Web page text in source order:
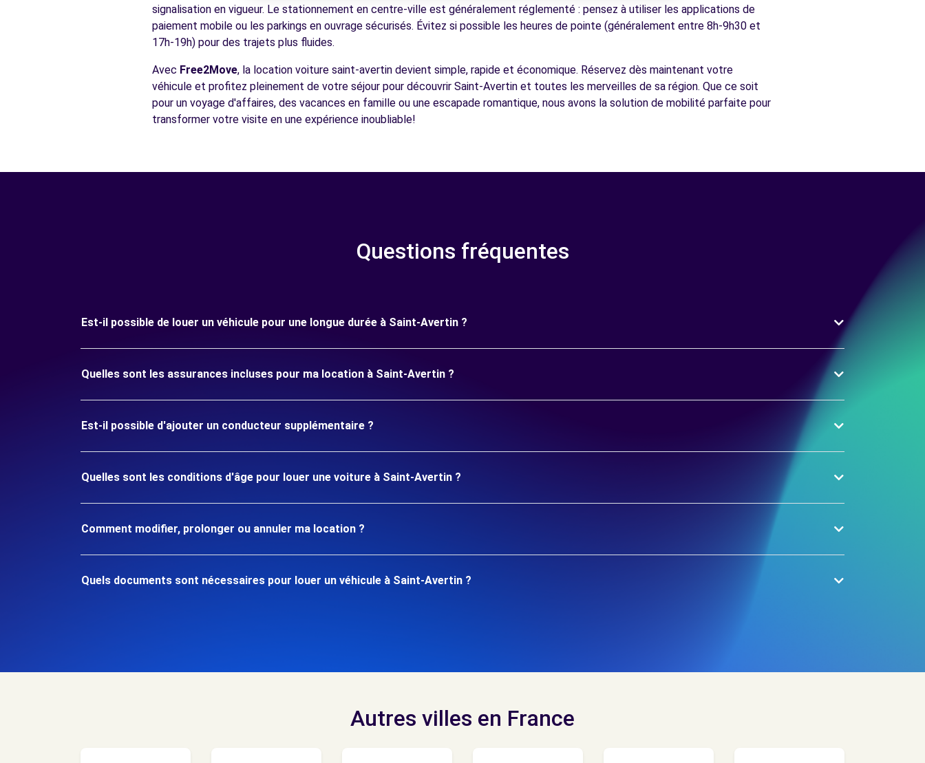
Voir toutes les agences
signalisation en vigueur. Le stationnement en centre-ville est généralement réglementé : pensez à utiliser les applications de
paiement mobile ou les parkings en ouvrage sécurisés. Évitez si possible les heures de pointe (généralement entre 8h-9h30 et
17h-19h) pour des trajets plus fluides.
Avec Free2Move, la location voiture saint-avertin devient simple, rapide et économique. Réservez dès maintenant votre
véhicule et profitez pleinement de votre séjour pour découvrir Saint-Avertin et toutes les merveilles de sa région. Que ce soit
pour un voyage d'affaires, des vacances en famille ou une escapade romantique, nous avons la solution de mobilité parfaite pour
transformer votre visite en une expérience inoubliable!
Questions fréquentes
Est-il possible de louer un véhicule pour une longue durée à Saint-Avertin ?
Quelles sont les assurances incluses pour ma location à Saint-Avertin ?
Est-il possible d'ajouter un conducteur supplémentaire ?
Quelles sont les conditions d'âge pour louer une voiture à Saint-Avertin ?
Comment modifier, prolonger ou annuler ma location ?
Quels documents sont nécessaires pour louer un véhicule à Saint-Avertin ?
Autres villes en France